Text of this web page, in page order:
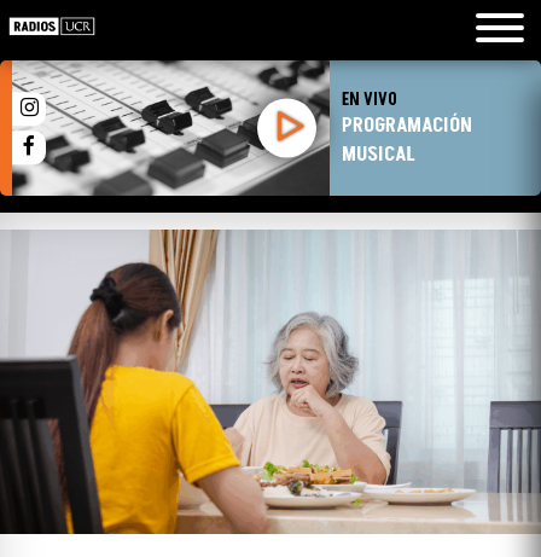
EN VIVO
PROGRAMACIÓN
MUSICAL